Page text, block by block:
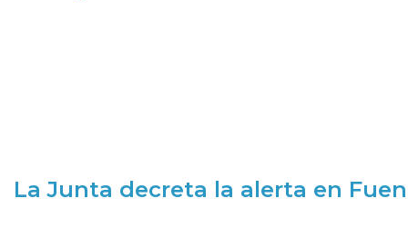
La Junta decreta la alerta en